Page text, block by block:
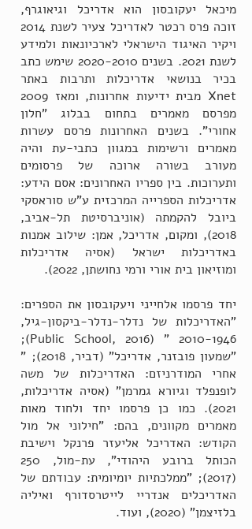
מיכאל יעקובסון הוא אדריכל וגיאוגרף,
זוכה פרס רכטר לאדריכל צעיר לשנת 2014
ויקיר האיגוד הישראלי לארכיונאות ולמידע
לשנת 2021. בשנים
2020-2010 שימש כתב
בכיר בנושאי אדריכלות ותרבות באתר
Xnet מבית ידיעות אחרונות, ומאז 2009
מפרסם מאמרים בתחום בבלוג "חלון
אחורי". בשנים האחרונות פרסם עשרות
מאמרים ורשימות במגוון כתבי-עת והיה
מעורב בשורה ארוכה של פרסומים
ותערוכות. בין ספריו האחרונים: אסם הידע:
אדריכלות הספרייה המרכזית ע"ש סוראסקי
ביובל להקמתה (אוניברסיטת תל-אביב,
2018), ומקום, אדריכל, אמן: שילוב אמנות
באדריכלות ישראל (אסיה אדריכלות
ומוזיאון בית אורי ורמי נחושתן, 2022).
יחד פרסמו אלחייני ויעקובסון את הספרים:
"האדריכלות של נדלר-נדלר-ביקסון-גיל,
2010-1946
" (Public School, 2016);
"שמעון פובזנר, אדריכל" (דביר, 2018); "
אחרי המודרניזם: האדריכלות של משה
לופנפלד וגיורא גמרמן" (אסיה אדריכלות,
2021). כמו כן פרסמו יחד ולחוד מאות
מאמרים מקוונים, בהם: "חילוני אל מול
הקודש: האדריכל אליעזר פרנקל וישיבת
הכותל ברובע היהודי", עת-מול, 250
(2017)
; "ממלכתיות יומיומית: עבודתם של
האדריכלים אנדריי לייטרסדורף ואיליה
בלזיצמן" (2020), ועוד.